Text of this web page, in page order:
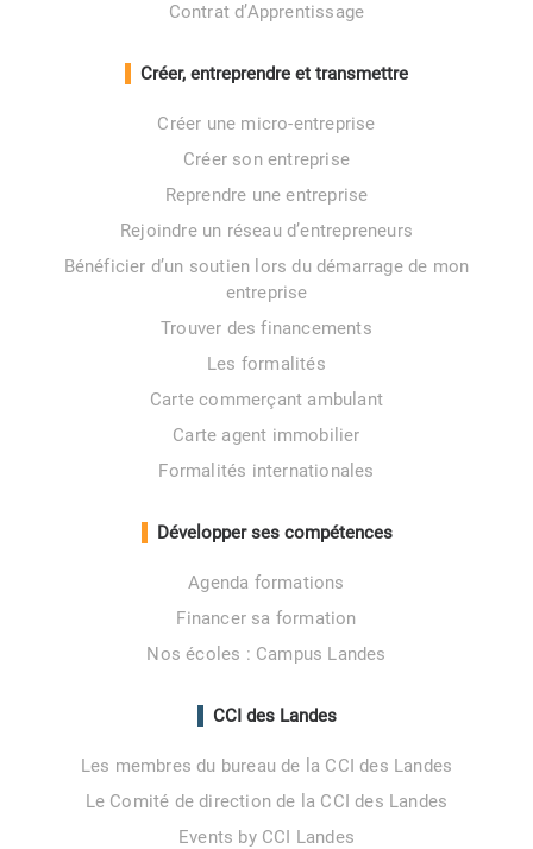
Contrat d’Apprentissage
Créer, entreprendre et transmettre
Créer une micro-entreprise
Créer son entreprise
Reprendre une entreprise
Rejoindre un réseau d’entrepreneurs
Bénéficier d’un soutien lors du démarrage de mon
entreprise
Trouver des financements
Les formalités
Carte commerçant ambulant
Carte agent immobilier
Formalités internationales
Développer ses compétences
Agenda formations
Financer sa formation
Nos écoles : Campus Landes
CCI des Landes
Les membres du bureau de la CCI des Landes
Le Comité de direction de la CCI des Landes
Events by CCI Landes